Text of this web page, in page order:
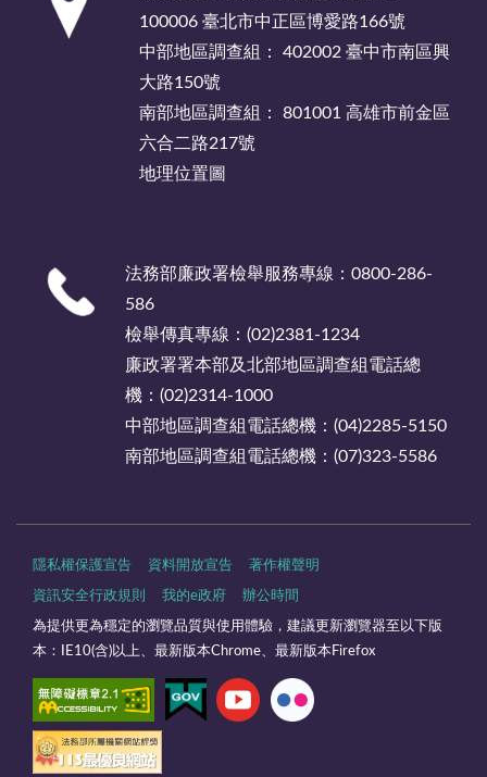
100006 臺北市中正區博愛路166號
中部地區調查組： 402002 臺中市南區興
大路150號
南部地區調查組： 801001 高雄市前金區
六合二路217號
地理位置圖
法務部廉政署檢舉服務專線：0800-286-
586
檢舉傳真專線：(02)2381-1234
廉政署署本部及北部地區調查組電話總
機：(02)2314-1000
中部地區調查組電話總機：(04)2285-5150
南部地區調查組電話總機：(07)323-5586
隱私權保護宣告 資料開放宣告 著作權聲明
資訊安全行政規則 我的e政府 辦公時間
為提供更為穩定的瀏覽品質與使用體驗，建議更新瀏覽器至以下版
本：IE10(含)以上、最新版本Chrome、最新版本Firefox